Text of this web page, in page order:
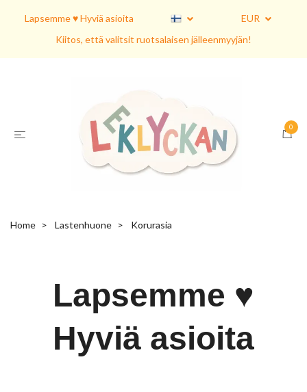
Lapsemme ♥ Hyviä asioita
EUR
Kiitos, että valitsit ruotsalaisen jälleenmyyjän!
0
Home Lastenhuone Korurasia
Lapsemme ♥
Hyviä asioita